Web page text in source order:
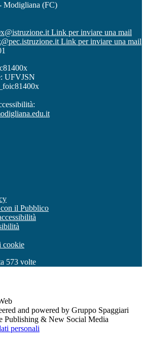
Modigliana (FC)
Link per inviare una mail
Link per inviare una mail
UFVJSN
il Pubblico
cookie
573 volte
and powered by Gruppo Spaggiari
Publishing & New Social Media
personali